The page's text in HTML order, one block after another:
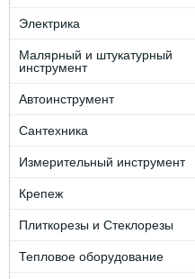
Электрика
Малярный и штукатурный
инструмент
Автоинструмент
Сантехника
Измерительный инструмент
Крепеж
Плиткорезы и Стеклорезы
Тепловое оборудование